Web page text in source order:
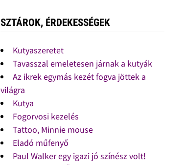
SZTÁROK, ÉRDEKESSÉGEK
Kutyaszeretet
Tavasszal emeletesen járnak a kutyák
Az ikrek egymás kezét fogva jöttek a
világra
Kutya
Fogorvosi kezelés
Tattoo, Minnie mouse
Eladó műfenyő
Paul Walker egy igazi jó színész volt!